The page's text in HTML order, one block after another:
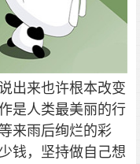
出来也许根本改变
是人类最美丽的行
来雨后绚烂的彩
钱，坚持做自己想